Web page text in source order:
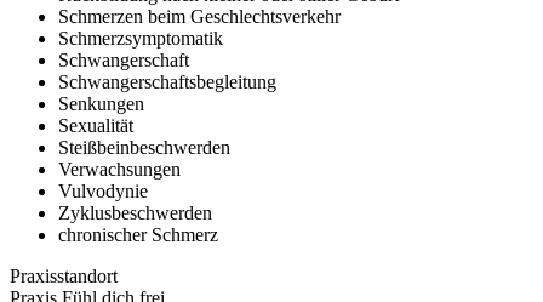
Schmerzen beim Geschlechtsverkehr
Schmerzsymptomatik
Schwangerschaft
Schwangerschaftsbegleitung
Senkungen
Sexualität
Steißbeinbeschwerden
Verwachsungen
Vulvodynie
Zyklusbeschwerden
chronischer Schmerz
Praxisstandort
Praxis Fühl dich frei